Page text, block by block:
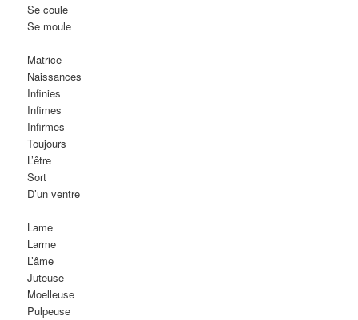
Se coule
Se moule
Matrice
Naissances
Infinies
Infimes
Infirmes
Toujours
L’être
Sort
D’un ventre
Lame
Larme
L’âme
Juteuse
Moelleuse
Pulpeuse